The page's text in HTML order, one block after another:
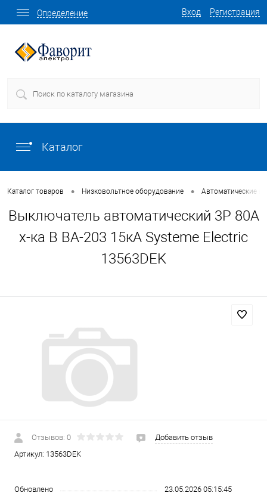
Вход Регистрация
Определение
Каталог
Каталог товаров • Низковольтное оборудование • Автоматические
Выключатель автоматический 3P 80A
х-ка B ВА-203 15кА Systeme Electric
13563DEK
Отзывов: 0
Добавить отзыв
Артикул: 13563DEK
Обновлено 23.05.2026 05:15:45